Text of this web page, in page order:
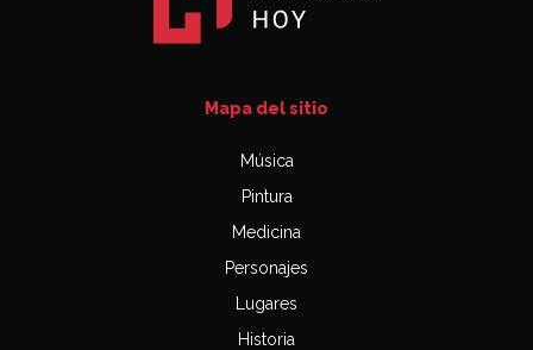
Mapa del sitio
Música
Pintura
Medicina
Personajes
Lugares
Historia